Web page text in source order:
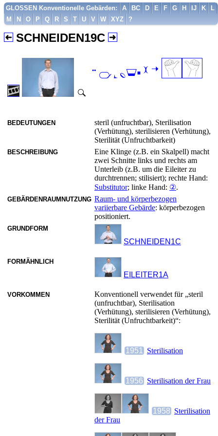
GLOSSEN Konventionelle Gebärden: A BC D E F G H IJ K
L
M
N O P Q R S T U V W XYZ ?
SCHNEIDEN19C

BEDEUTUNGEN
steril (unfruchtbar), Sterilisation
(Verhütung), sterilisieren (Verhütung),
Sterilität (Unfruchtbarkeit)
BESCHREIBUNG
Eine Klinge (z.B. ein Skalpell) macht
zwei Schnitte links und rechts am
Unterleib (z.B. um die Eileiter zu
durchtrennen; stilisiert); rechte Hand:
Substitutor; linke Hand: ②.
GEBÄRDENRAUMNUTZUNG Raum- und körperbezogen
variierbare Gebärde: körperbezogen
positioniert.
GRUNDFORM
SCHNEIDEN1C
FORMÄHNLICH
EILEITER1A
VORKOMMEN
Konventionell verwendet für „steril
(unfruchtbar), Sterilisation
(Verhütung), sterilisieren (Verhütung),
Sterilität (Unfruchtbarkeit)“:
1951 Sterilisation
1956 Sterilisation der Frau
1958 Sterilisation
der Frau